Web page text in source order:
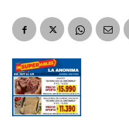
Apellidos
Número de teléfono